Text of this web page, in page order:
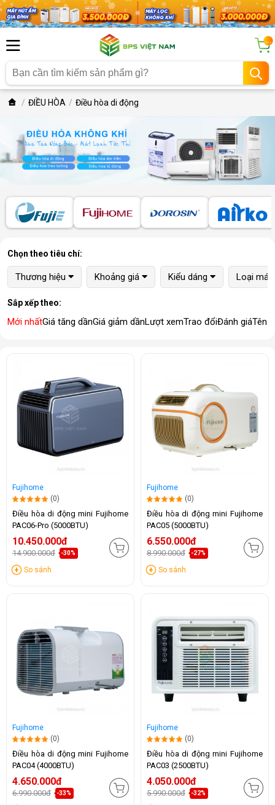
...
ĐIỀU HÒA Điều hòa di động
Chọn theo tiêu chí:
Thương hiệu Khoảng giá Kiểu dáng Loại máy
Sắp xếp theo:
Mới nhấtGiá tăng dầnGiá giảm dầnLượt xemTrao đổiĐánh giáTên
Fujihome
(0)
Điều hòa di động mini Fujihome
PAC06-Pro (5000BTU)
10.450.000đ
14.900.000đ -30%
So sánh
Fujihome
(0)
Điều hòa di động mini Fujihome
PAC05 (5000BTU)
6.550.000đ
8.990.000đ -27%
So sánh
Fujihome
(0)
Điều hòa di động mini Fujihome
PAC04 (4000BTU)
4.650.000đ
6.990.000đ -33%
Fujihome
(0)
Điều hòa di động mini Fujihome
PAC03 (2500BTU)
4.050.000đ
5.990.000đ -32%